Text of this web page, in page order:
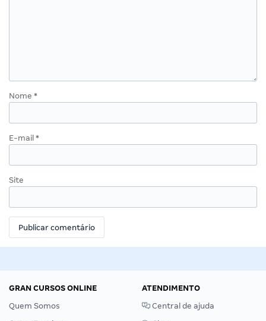
Nome *
E-mail *
Site
GRAN CURSOS ONLINE
Quem Somos
ATENDIMENTO
Central de ajuda